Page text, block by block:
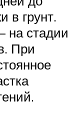
в грунт.
на стадии
При